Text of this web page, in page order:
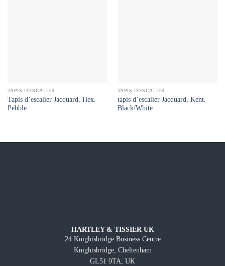
TAPIS D'ESCALIER
Tapis d’escalier Jacquard, Hex.
Pebble
TAPIS D'ESCALIER
tapis d’escalier Jacquard, Kent.
Black/White
HARTLEY & TISSIER UK
24 Knightsbridge Business Centre
Knightsbridge, Cheltenham
GL51 9TA, UK